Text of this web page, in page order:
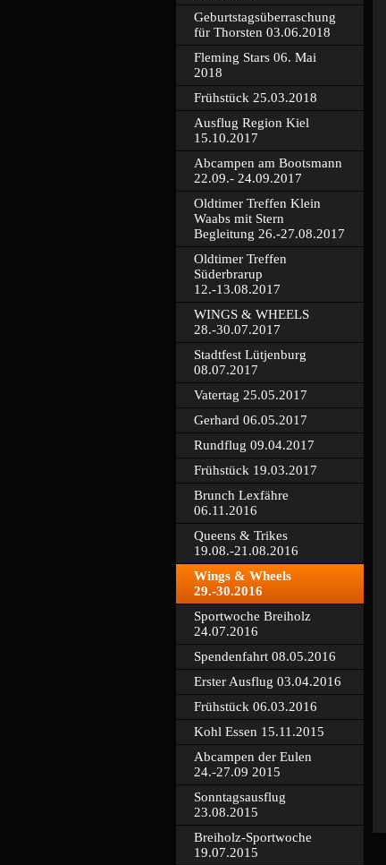
Geburtstagsüberraschung
für Thorsten 03.06.2018
Fleming Stars 06. Mai
2018
Frühstück 25.03.2018
Ausflug Region Kiel
15.10.2017
Abcampen am Bootsmann
22.09.- 24.09.2017
Oldtimer Treffen Klein
Waabs mit Stern
Begleitung 26.-27.08.2017
Oldtimer Treffen
Süderbrarup
12.-13.08.2017
WINGS & WHEELS
28.-30.07.2017
Stadtfest Lütjenburg
08.07.2017
Vatertag 25.05.2017
Gerhard 06.05.2017
Rundflug 09.04.2017
Frühstück 19.03.2017
Brunch Lexfähre
06.11.2016
Queens & Trikes
19.08.-21.08.2016
Wings & Wheels
29.-30.2016
Sportwoche Breiholz
24.07.2016
Spendenfahrt 08.05.2016
Erster Ausflug 03.04.2016
Frühstück 06.03.2016
Kohl Essen 15.11.2015
Abcampen der Eulen
24.-27.09 2015
Sonntagsausflug
23.08.2015
Breiholz-Sportwoche
19.07.2015